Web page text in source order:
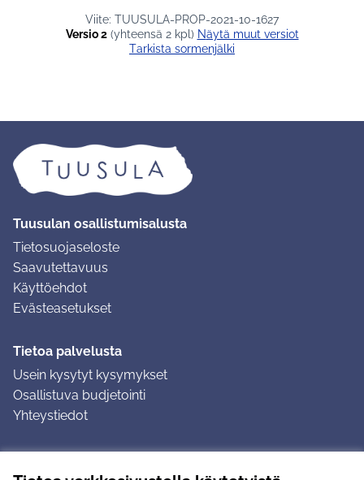
Viite: TUUSULA-PROP-2021-10-1627
Versio 2(yhteensä 2 kpl)
näytä muut versiot
Tarkista sormenjälki
Tuusulan osallistumisalusta
Tietosuojaseloste
Saavutettavuus
Käyttöehdot
Evästeasetukset
Tietoa palvelusta
Usein kysytyt kysymykset
Osallistuva budjetointi
Yhteystiedot